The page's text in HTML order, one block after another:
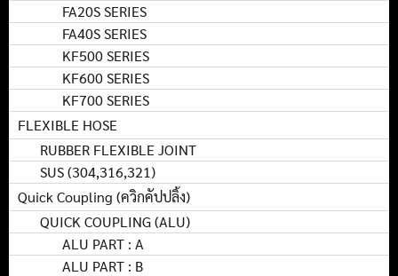
FA20S SERIES
FA40S SERIES
KF500 SERIES
KF600 SERIES
KF700 SERIES
FLEXIBLE HOSE
RUBBER FLEXIBLE JOINT
SUS (304,316,321)
Quick Coupling (ควิกคัปปลิ้ง)
QUICK COUPLING (ALU)
ALU PART : A
ALU PART : B